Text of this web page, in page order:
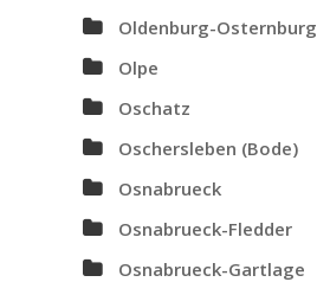
Oldenburg-Osternburg
Olpe
Oschatz
Oschersleben (Bode)
Osnabrueck
Osnabrueck-Fledder
Osnabrueck-Gartlage